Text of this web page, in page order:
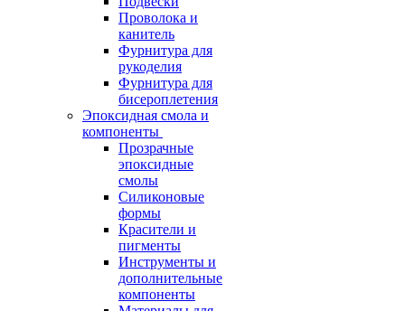
Проволока и
канитель
Фурнитура для
рукоделия
Фурнитура для
бисероплетения
Эпоксидная смола и
компоненты
Прозрачные
эпоксидные
смолы
Силиконовые
формы
Красители и
пигменты
Инструменты и
дополнительные
компоненты